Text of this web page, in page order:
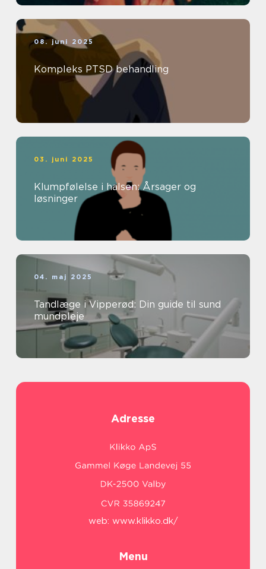
08. juni 2025
Kompleks PTSD behandling
03. juni 2025
Klumpfølelse i halsen: Årsager og
løsninger
04. maj 2025
Tandlæge i Vipperød: Din guide til sund
mundpleje
Adresse
web: www.klikko.dk/
Menu